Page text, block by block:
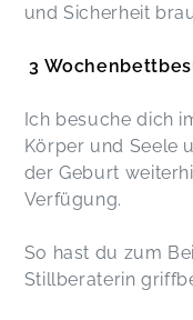
und Sicherheit
3
Ich besuche dich
Körper und Seele
der Geburt
Verfügung.
So hast du zum
Stillberaterin